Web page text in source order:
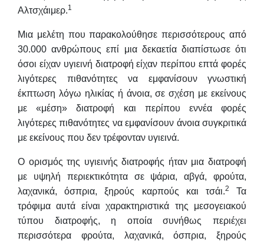
Αλτσχάιμερ.1
Μια μελέτη που παρακολούθησε περισσότερους από
30.000 ανθρώπους επί μια δεκαετία διαπίστωσε ότι
όσοι είχαν υγιεινή διατροφή είχαν περίπου επτά φορές
λιγότερες πιθανότητες να εμφανίσουν γνωστική
έκπτωση λόγω ηλικίας ή άνοια, σε σχέση με εκείνους
με «μέση» διατροφή και περίπου εννέα φορές
λιγότερες πιθανότητες να εμφανίσουν άνοια συγκριτικά
με εκείνους που δεν τρέφονταν υγιεινά.
Ο ορισμός της υγιεινής διατροφής ήταν μια διατροφή
με υψηλή περιεκτικότητα σε ψάρια, αβγά, φρούτα,
λαχανικά, όσπρια, ξηρούς καρπούς και τσάι.2
Τα
τρόφιμα αυτά είναι χαρακτηριστικά της μεσογειακού
τύπου διατροφής, η οποία συνήθως περιέχει
περισσότερα φρούτα, λαχανικά, όσπρια, ξηρούς